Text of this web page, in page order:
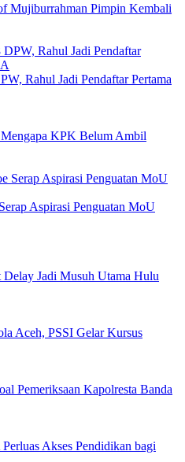
Mujiburrahman Pimpin Kembali
Rahul Jadi Pendaftar Pertama
KPK Belum Ambil
Aspirasi Penguatan MoU
Jadi Musuh Utama Hulu
Aceh, PSSI Gelar Kursus
Pemeriksaan Kapolresta Banda
Akses Pendidikan bagi